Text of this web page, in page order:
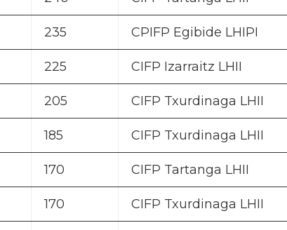
235 CPIFP Egibide LHIPI
225 CIFP Izarraitz LHII
205 CIFP Txurdinaga LHII
185 CIFP Txurdinaga LHII
170 CIFP Tartanga LHII
170 CIFP Txurdinaga LHII